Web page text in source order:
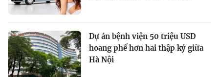
Dự án bệnh viện 50 triệu USD
hoang phế hơn hai thập kỷ giữa
Hà Nội